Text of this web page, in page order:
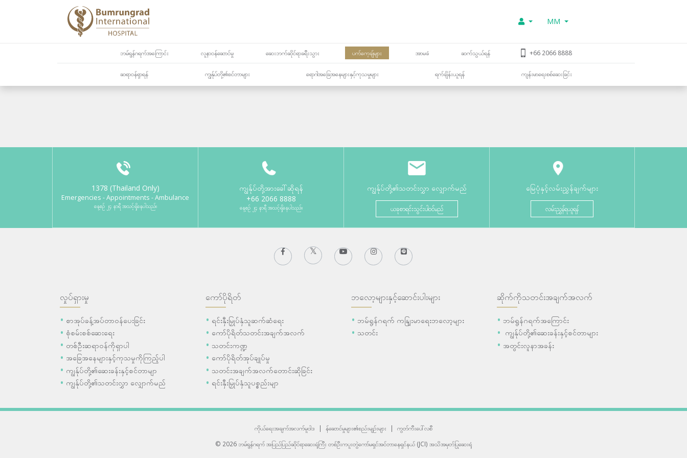
MM
ဘမ်ရွန်ဂရက်အကြောင်း လူနာဝန်ဆောင်မှု ဆေးဘက်ဆိုင်ရာခရီးသွား ပက်ကေ့ချ်များ အာမခံ ဆက်သွယ်ရန် +66 2066 8888
ဆရာဝန်ရှာရန် ကျွန်ုပ်တို့၏စင်တာများ ရောဂါအခြေအနေများနှင့်ကုသမှုများ ရက်ချိန်းယူရန် ကျန်းမာရေးစစ်ဆေးခြင်း
1378 (Thailand Only)
Emergencies - Appointments - Ambulance
နေ့စဉ် ၂၄ နာရီ အသင့်ရှိနေပါသည်။
ကျွန်ုပ်တို့အားခေါ်ဆိုရန်
+66 2066 8888
နေ့စဉ် ၂၄ နာရီ အသင့်ရှိနေပါသည်။
ကျွန်ုပ်တို့၏သတင်းလွှာ လျှောက်မည်
ယခုစာရင်းသွင်းပါဝင်မည်
မြေပုံနှင့်လမ်းညွှန်ချက်များ
လမ်းညွှန်ရယူရန်
လှုပ်ရှားမှု
စာအုပ်ခန့်အပ်တာဝန်ပေးခြင်း
စုံစမ်းစစ်ဆေးရေး
တစ်ဦးဆရာဝန်ကိုရှာပါ
အခြေအနေများနှင့်ကုသမှုကိုကြည့်ပါ
ကျွန်ုပ်တို့၏ဆေးခန်းနှင့်စင်တာမျာ
ကျွန်ုပ်တို့၏သတင်းလွှာ လျှောက်မည်
ကော်ပိုရိတ်
ရင်းနှီးမြှုပ်နှံသူဆက်ဆံရေး
ကော်ပိုရိတ်သတင်းအချက်အလက်
သတင်းကဏ္ဍ
ကော်ပိုရိတ်အုပ်ချုပ်မှု
သတင်းအချက်အလက်တောင်းဆိုခြင်း
ရင်းနှီးမြှုပ်နှံသူပစ္စည်းမျာ
ဘလော့များနှင့်ဆောင်းပါးများ
ဘမ်ရွန်ဂရက် ကနျြးမာရေးဘလော့များ
သတင်း
ဆိုက်ကိုသတင်းအချက်အလက်
ဘမ်ရွန်ဂရက်အကြောင်း
ကျွန်ုပ်တို့၏ဆေးခန်းနှင့်စင်တာများ
အတွင်းလူနာအခန်း
ကိုယ်ရေးအချက်အလက်မူဝါဒ | န်ဆောင်မှုများ၏စည်းမျဉ်းများ |
ကွတ်ကီးပေါ်လစီ
© 2026 ဘမ်ရွန်ဂရက် အပြည်ပြည်ဆိုင်ရာဆေးရုံကြီး တစ်ဦးကပူးတွဲကော်မရှင်အင်တာနေရှင်နယ် (JCI) အသိအမှတ်ပြုဆေးရုံ